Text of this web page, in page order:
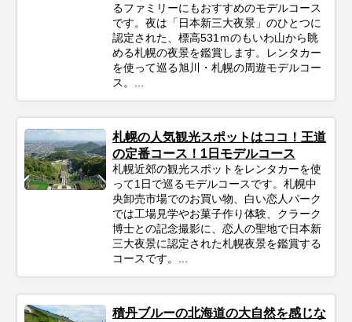
るファミリーにもおすすめのモデルコース
です。夜は「日本新三大夜景」のひとつに
認定された、標高531ｍのもいわ山から眺
める札幌の夜景を鑑賞します。レンタカー
を使って巡る旭川・札幌の周遊モデルコー
ス。...
札幌の人気観光スポットはココ！王道
の定番コース！1日モデルコース
札幌近郊の観光スポットをレンタカーを使
って1日で巡るモデルコースです。札幌中
央卸売市場でのお買い物、白い恋人パーク
では工場見学やお菓子作り体験、クラーク
博士との記念撮影に、恋人の聖地で日本新
三大夜景に認定された札幌夜景を鑑賞する
コースです。...
積丹ブルーの北海道の大自然を感じな